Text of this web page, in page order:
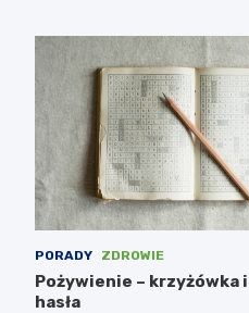
PORADY ZDROWIE
Pożywienie – krzyżówka
hasła